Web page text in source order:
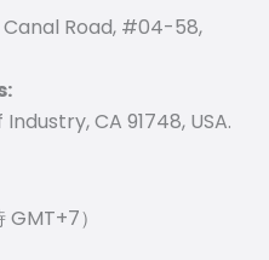
Canal Road, #04-58,
CA 91748, USA.
）